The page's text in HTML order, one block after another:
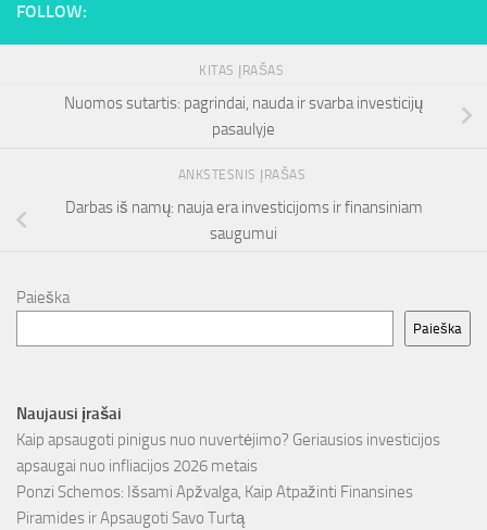
FOLLOW:
KITAS ĮRAŠAS
Nuomos sutartis: pagrindai, nauda ir svarba investicijų
pasaulyje
ANKSTESNIS ĮRAŠAS
Darbas iš namų: nauja era investicijoms ir finansiniam
saugumui
Paieška
Paieška
Naujausi įrašai
Kaip apsaugoti pinigus nuo nuvertėjimo? Geriausios investicijos
apsaugai nuo infliacijos 2026 metais
Ponzi Schemos: Išsami Apžvalga, Kaip Atpažinti Finansines
Piramides ir Apsaugoti Savo Turtą